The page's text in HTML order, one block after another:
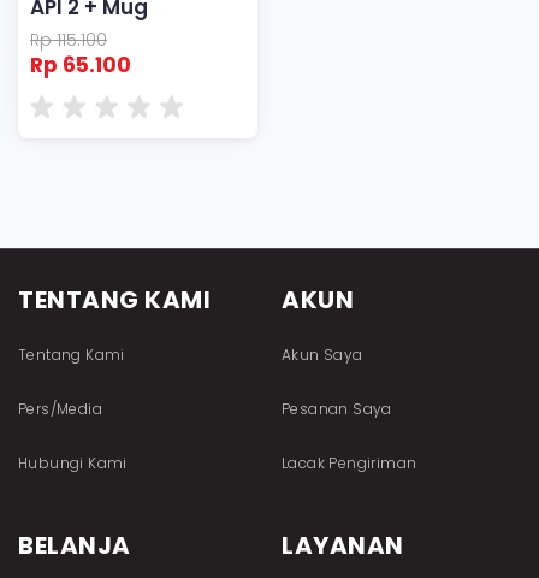
API 2 + Mug
Rp 115.100
Rp 65.100
TENTANG KAMI
Tentang Kami
Pers/Media
Hubungi Kami
AKUN
Akun Saya
Pesanan Saya
Lacak Pengiriman
BELANJA LAYANAN